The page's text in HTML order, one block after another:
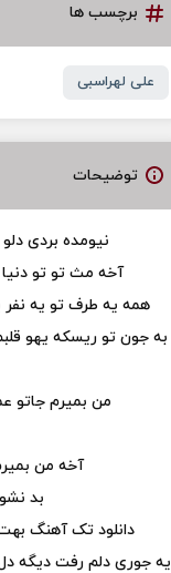
برچسب ها
علی لهراسبی
توضیحات
نیومده بردی
آخه مث تو تو
همه یه طرف تو یه
به جون تو ریسکه یهو
من بمیرم جاتو
آخه من
بد
دانلود تک آهنگ
یه جوری دلم رفت دیگه